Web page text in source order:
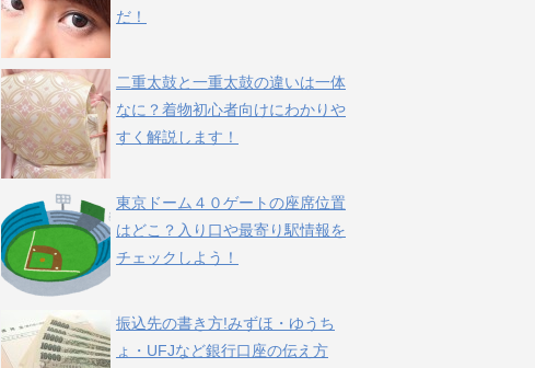
だ！
二重太鼓と一重太鼓の違いは一体
なに？着物初心者向けにわかりや
すく解説します！
東京ドーム４０ゲートの座席位置
はどこ？入り口や最寄り駅情報を
チェックしよう！
振込先の書き方!みずほ・ゆうち
ょ・UFJなど銀行口座の伝え方